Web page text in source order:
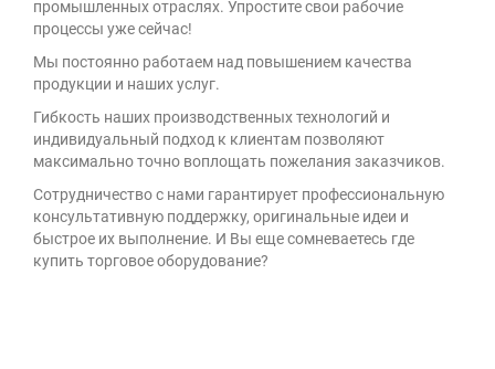
Украинский производительКий Взавоевал доверие
многих предпринимателей Украины и за границей. Эта
компания зарекомендовала себя как весьма стабильная,
надежная, модернизованная и реализовала тысячи
проектов среди крупных сетей и частных клиентов.
Качество и приемлимая стоимость профессионального
торгового оборудования проверена годами среди
промышленных отраслях. Упростите свои рабочие
процессы уже сейчас!
Мы постоянно работаем над повышением качества
продукции и наших услуг.
Гибкость наших производственных технологий и
индивидуальный подход к клиентам позволяют
максимально точно воплощать пожелания заказчиков.
Сотрудничество с нами гарантирует профессиональную
консультативную поддержку, оригинальные идеи и
быстрое их выполнение. И Вы еще сомневаетесь где
купить торговое оборудование?